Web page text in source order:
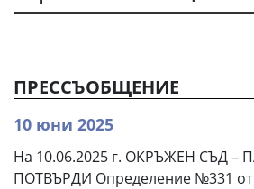
ПРЕССЪОБЩЕНИЕ
10 юни 2025
На 10.06.2025 г. ОКРЪЖЕН СЪД –
ПОТВЪРДИ Определение №331 от